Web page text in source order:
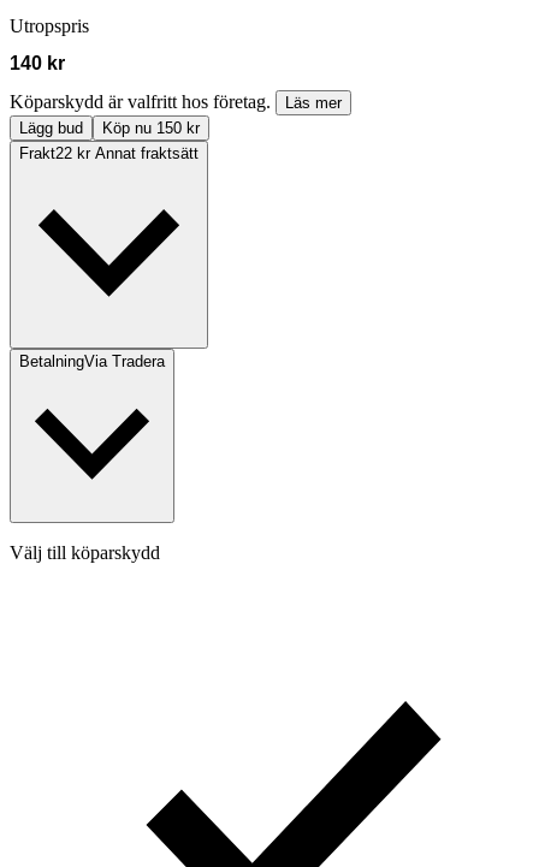
Utropspris
140 kr
Köparskydd är valfritt hos företag.
Läs mer
Lägg bud
Köp nu 150 kr
Frakt22 kr Annat fraktsätt
BetalningVia Tradera
Välj till köparskydd